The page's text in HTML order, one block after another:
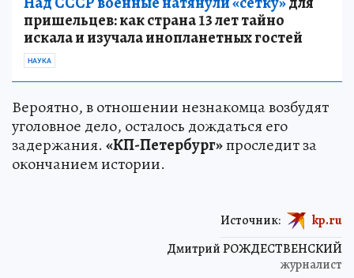
пришельцев: как страна 13 лет тайно
искала и изучала инопланетных гостей
НАУКА
Вероятно, в отношении незнакомца возбудят
уголовное дело, осталось дождаться его
задержания. «КП-Петербург»проследит за
окончанием истории.
Дмитрий РОЖДЕСТВЕНСКИЙ
журналист
Источник: kp.ru